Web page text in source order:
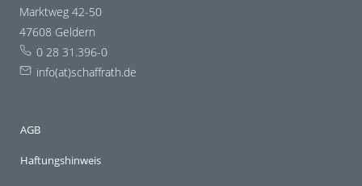
Marktweg 42-50
47608 Geldern
0 28 31.396-0
info(at)schaffrath.de
AGB
Haftungshinweis